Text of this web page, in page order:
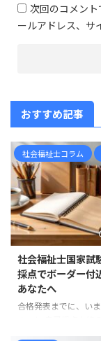
次回のコメン
ールアドレス、サ
おすすめ記事
社会福祉士コラム
社会福祉士国家試
採点でボーダー付
あなたへ
合格発表までに、い
表示された点数を何